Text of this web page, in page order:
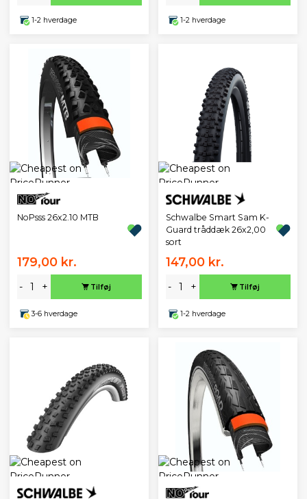
1-2 hverdage 1-2 hverdage
NoPsss 26x2.10 MTB
179,00 kr.
- + Tilføj
3-6 hverdage
Schwalbe Smart Sam K-
Guard tråddæk 26x2,00
sort
147,00 kr.
- + Tilføj
1-2 hverdage